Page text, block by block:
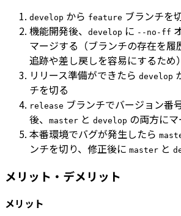
develop から feature ブランチを
機能開発後、
develop に --no-ff
マージする（ブランチの存在を履
追跡や差し戻しを容易にするため）
リリース準備ができたら develop
チを切る
release ブランチでバージョン番
後、
master と develop の両方に
本番環境でバグが発生したら
ンチを切り、修正後に master と
メリット・デメリット
メリット